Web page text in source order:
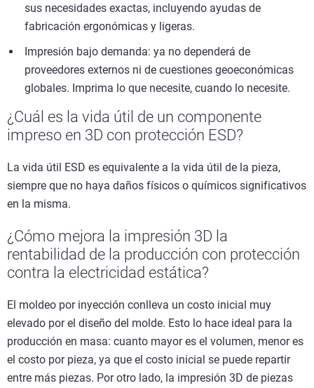
sus necesidades exactas, incluyendo ayudas de
fabricación ergonómicas y ligeras.
Impresión bajo demanda: ya no dependerá de
proveedores externos ni de cuestiones geoeconómicas
globales. Imprima lo que necesite, cuando lo necesite.
¿Cuál es la vida útil de un componente
impreso en 3D con protección ESD?
La vida útil ESD es equivalente a la vida útil de la pieza,
siempre que no haya daños físicos o químicos significativos
en la misma.
¿Cómo mejora la impresión 3D la
rentabilidad de la producción con protección
contra la electricidad estática?
El moldeo por inyección conlleva un costo inicial muy
elevado por el diseño del molde. Esto lo hace ideal para la
producción en masa: cuanto mayor es el volumen, menor es
el costo por pieza, ya que el costo inicial se puede repartir
entre más piezas. Por otro lado, la impresión 3D de piezas